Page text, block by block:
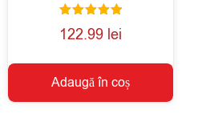
Evaluat la
5.00
122.99 lei
Adaugă în coș